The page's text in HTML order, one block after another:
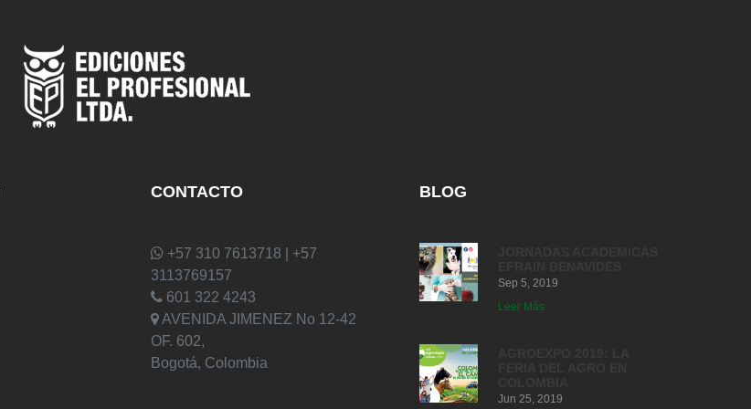
CONTACTO
+57 310 7613718 | +57
3113769157
601 322 4243
AVENIDA JIMENEZ No 12-42
OF. 602,
Bogotá, Colombia
BLOG
Sep 5, 2019
Leer Más
Jun 25, 2019